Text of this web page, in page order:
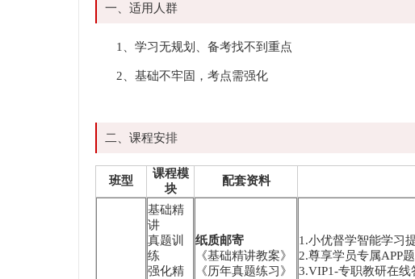
一、适用人群
1、学习无规划、备考找不到重点
2、基础不牢固，考点需强化
二、课程安排
班型
课程模
块
配套资料
基础精
讲
真题训
练
强化精
纸质邮寄
《基础精讲教案》
《历年真题练习》
1.小优督学智能学习
2.尊享学员专属APP
3.VIP1-专职教研在线